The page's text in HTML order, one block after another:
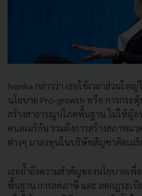
Ivanka กล่าวว่า เธอใช้เวลาส่วนให
นโยบาย Pro-growth หรือ การกระ
สร้างสาธารณูปโภคพื้นฐาน ไม่ให้ผู้อ
คนอเมริกัน รวมถึงการสร้างสภาพแ
ต่างๆ มาลงทุนในบริษัทสัญชาติอเม
เธอย้ำถึงความสำคัญของนโยบายเพื่
พื้นฐาน การลดภาษี และ ลดกฎระเ